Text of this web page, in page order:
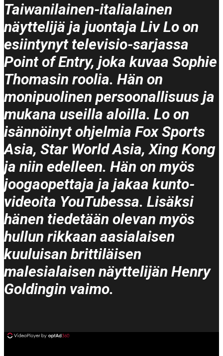
Taiwanilainen-italialainen
näyttelijä ja juontaja Liv Lo on
esiintynyt televisio-sarjassa
Point of Entry, joka kuvaa Sophie
Thomasin roolia. Hän on
monipuolinen persoonallisuus ja
mukana useilla aloilla. Lo on
isännöinyt ohjelmia Fox Sports
Asia, Star World Asia, Xing Kong
ja niin edelleen. Hän on myös
joogaopettaja ja jakaa kunto-
videoita YouTubessa. Lisäksi
hänen tiedetään olevan myös
hullun rikkaan aasialaisen
kuuluisan brittiläisen
malesialaisen näyttelijän Henry
Goldingin vaimo.